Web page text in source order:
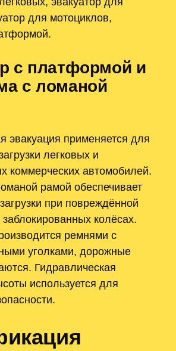
для мотоциклов,
с платформой и
с ломаной
эвакуация применяется для
легковых и
коммерческих автомобилей.
рамой обеспечивает
при повреждённой
колёсах.
ремнями с
уголками, дорожные
Гидравлическая
используется для